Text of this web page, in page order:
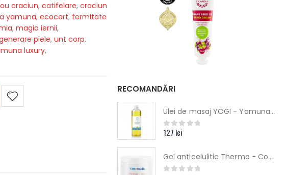
craciun, catifelare, craciun
yamuna, ecocert, fermitate
, magia iernii,
piele, unt corp,
luxury,
RECOMANDĂRI
Ulei de masaj YOGI - Yamuna - din PLANTE
0out of 5
127 lei
Gel anticelulitic Thermo - CosMedic